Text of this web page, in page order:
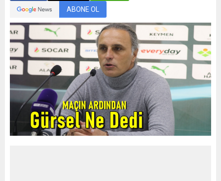
ABONE OL